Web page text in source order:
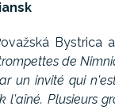
de
un invité qui
l'aîné. Plusieurs